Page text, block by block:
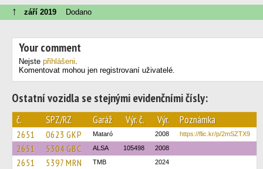
↑ září 2019 Dodano
Your comment
Nejste přihlášeni.
Komentovat mohou jen registrovaní uživatelé.
Ostatní vozidla se stejnými evidenčními čísly:
č. SPZ/RZ Garáž Výr. č. Výr. Poznámka
2651 0623 GKP Mataró 2008 https://flic.kr/p/2mSZTX9
2651 5304 GBC ALSA 105498 2008
2651 5397 MRN TMB 2024